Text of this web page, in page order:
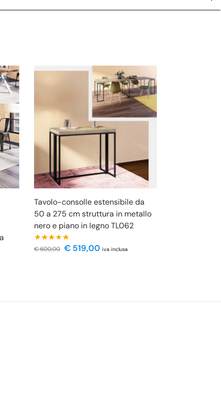
Tavolo-consolle estensibile da
50 a 275 cm struttura in metallo
nero e piano in legno TL062
€600,00 € 519,00 iva inclusa